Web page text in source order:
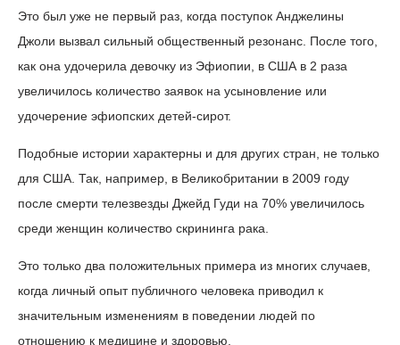
Это был уже не первый раз, когда поступок Анджелины
Джоли вызвал сильный общественный резонанс. После того,
как она удочерила девочку из Эфиопии, в США в 2 раза
увеличилось количество заявок на усыновление или
удочерение эфиопских детей-сирот.
Подобные истории характерны и для других стран, не только
для США. Так, например, в Великобритании в 2009 году
после смерти телезвезды Джейд Гуди на 70% увеличилось
среди женщин количество скрининга рака.
Это только два положительных примера из многих случаев,
когда личный опыт публичного человека приводил к
значительным изменениям в поведении людей по
отношению к медицине и здоровью.